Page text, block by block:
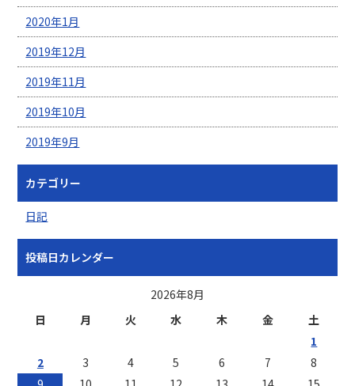
2020年1月
2019年12月
2019年11月
2019年10月
2019年9月
カテゴリー
日記
投稿日カレンダー
2026年8月
日
月 火 水 木 金
土
1
2
3 4 5 6 7
8